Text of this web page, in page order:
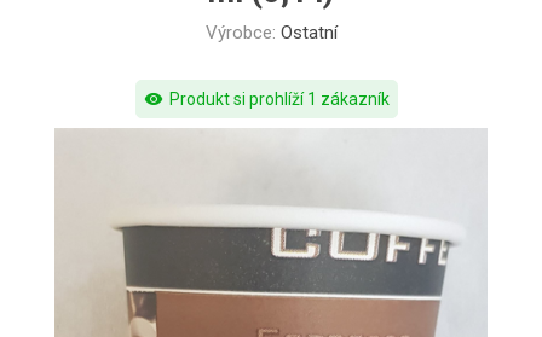
Výrobce: Ostatní
visibility Produkt si prohlíží 1 zákazník